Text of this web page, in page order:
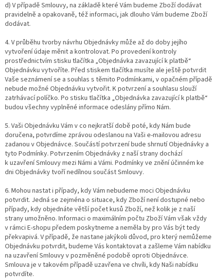
d) V případě Smlouvy, na základě které Vám budeme Zboží dodávat
pravidelně a opakovaně, též informaci, jak dlouho Vám budeme Zboží
dodávat.
4. V průběhu tvorby návrhu Objednávky může až do doby jejího
vytvoření údaje měnit a kontrolovat. Po provedení kontroly
prostřednictvím stisku tlačítka „Objednávka zavazující k platbě“
Objednávku vytvoříte. Před stiskem tlačítka musíte ale ještě potvrdit
Vaše seznámení se a souhlas s těmito Podmínkami, v opačném případě
nebude možné Objednávku vytvořit. K potvrzení a souhlasu slouží
zatrhávací políčko. Po stisku tlačítka „Objednávka zavazující k platbě“
budou všechny vyplněné informace odeslány přímo Nám.
5. Vaši Objednávku Vám v co nejkratší době poté, kdy Nám bude
doručena, potvrdíme zprávou odeslanou na Vaši e-mailovou adresu
zadanou v Objednávce. Součástí potvrzení bude shrnutí Objednávky a
tyto Podmínky. Potvrzením Objednávky z naší strany dochází
k uzavření Smlouvy mezi Námi a Vámi. Podmínky ve znění účinném ke
dni Objednávky tvoří nedílnou součást Smlouvy.
6. Mohou nastat i případy, kdy Vám nebudeme moci Objednávku
potvrdit. Jedná se zejména o situace, kdy Zboží není dostupné nebo
případy, kdy objednáte větší počet kusů Zboží, než kolik je z naší
strany umožněno. Informaci o maximálním počtu Zboží Vám však vždy
v rámci E-shopu předem poskytneme a neměla by pro Vás být tedy
překvapivá. V případě, že nastane jakýkoli důvod, pro který nemůžeme
Objednávku potvrdit, budeme Vás kontaktovat a zašleme Vám nabídku
na uzavření Smlouvy v pozměněné podobě oproti Objednávce.
Smlouva je v takovém případě uzavřena ve chvíli, kdy Naši nabídku
potvrdíte.